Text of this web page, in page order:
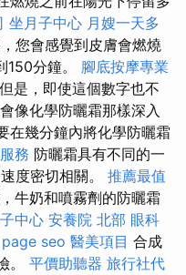
坐月子中心 月嫂一天多
您會感覺到皮膚會燃燒
150分鐘。 腳底按摩專業
但是，即使這個數字也不
像化學防曬霜那樣深入
在幾分鐘內將化學防曬霜
務 防曬霜具有不同的一
度密切相關。 推薦最值
牛奶和噴霧劑的防曬霜
中心 安養院 北部 眼科
seo 醫美項目 合成
。 平價助聽器 旅行社代